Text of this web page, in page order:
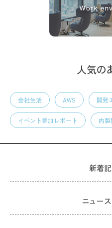
人気の
会社生活 AWS 開発
イベント参加レポート 内製
新着
ニュー